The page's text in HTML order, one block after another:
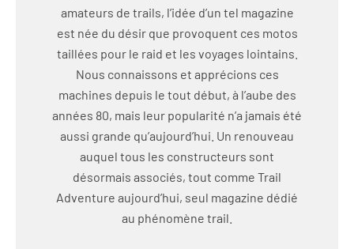
amateurs de trails, l’idée d’un tel magazine
est née du désir que provoquent ces motos
taillées pour le raid et les voyages lointains.
Nous connaissons et apprécions ces
machines depuis le tout début, à l’aube des
années 80, mais leur popularité n’a jamais été
aussi grande qu’aujourd’hui. Un renouveau
auquel tous les constructeurs sont
désormais associés, tout comme Trail
Adventure aujourd’hui, seul magazine dédié
au phénomène trail.